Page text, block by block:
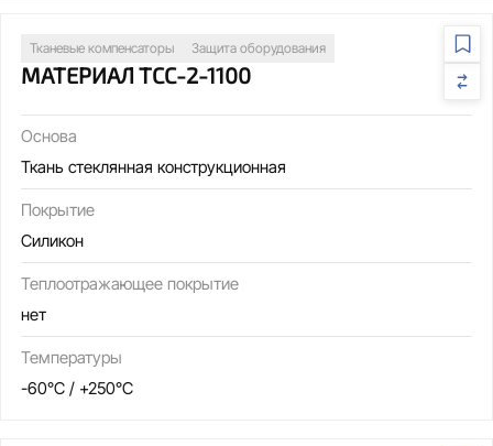
Тканевые компенсаторы Защита оборудования
МАТЕРИАЛ ТСС-2-1100
Основа
Ткань стеклянная конструкционная
Покрытие
Силикон
Теплоотражающее покрытие
нет
Температуры
-60°C / +250°C